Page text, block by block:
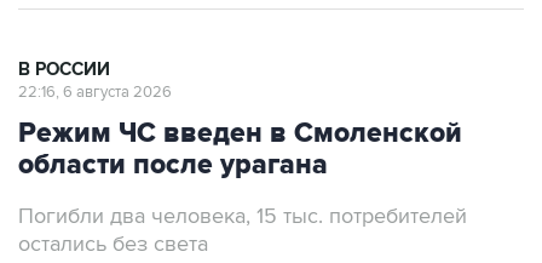
В РОССИИ
22:16, 6 августа 2026
Режим ЧС введен в Смоленской
области после урагана
Погибли два человека, 15 тыс. потребителей
остались без света